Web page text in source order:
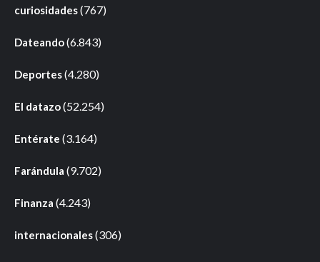
curiosidades(767)
Dateando(6.843)
Deportes(4.280)
El datazo(52.254)
Entérate (3.164)
Farándula (9.702)
Finanza (4.243)
internacionales(306)